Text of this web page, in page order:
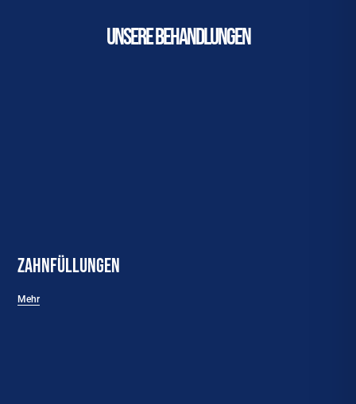
Unsere Behandlungen
Zahnfüllungen
Mehr